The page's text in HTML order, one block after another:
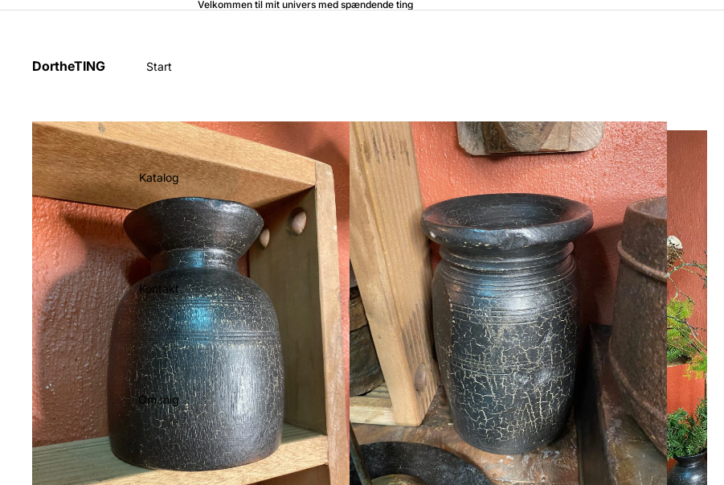
Velkommen til mit univers med spændende ting
DortheTING Start
Katalog
Kontakt
Om mig